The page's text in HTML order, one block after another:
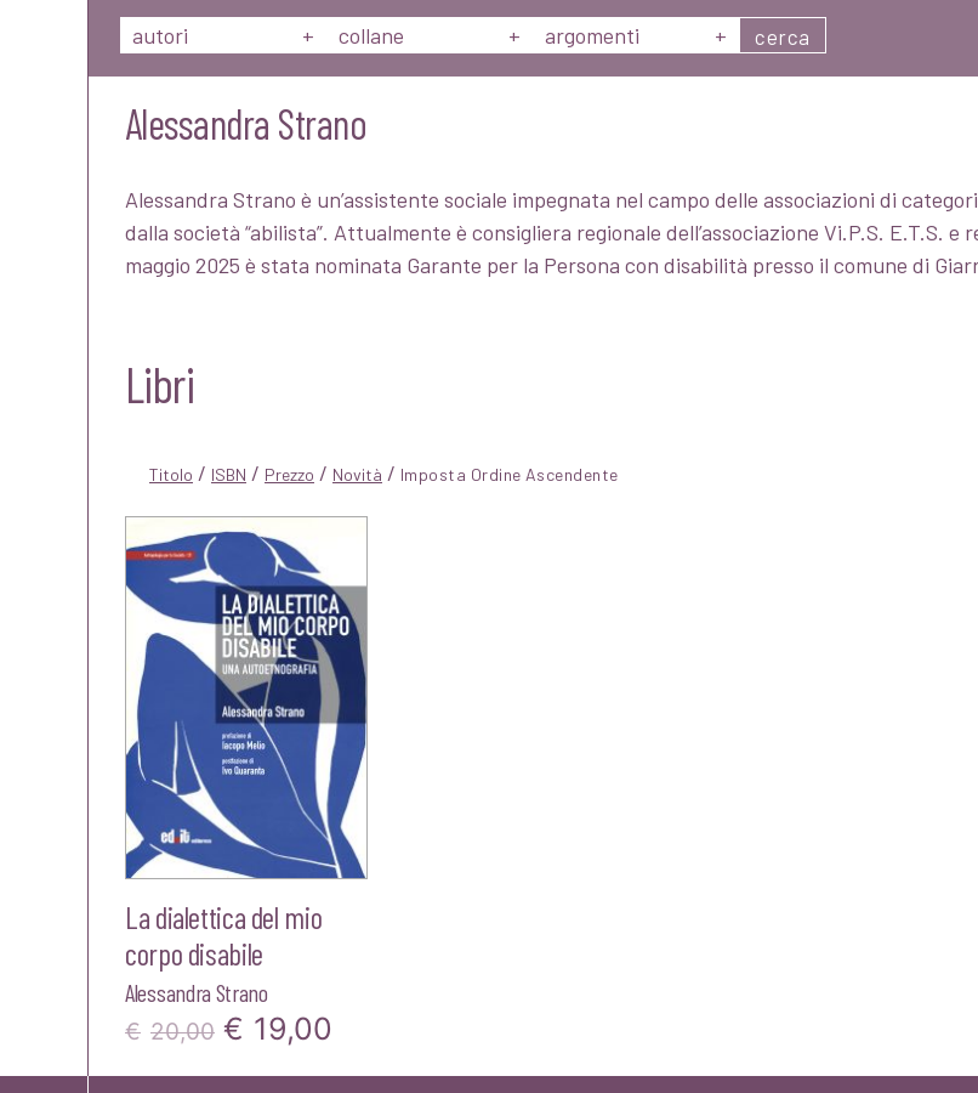
autori
+ collane + argomenti + cerca
Alessandra Strano
Alessandra Strano è un’assistente sociale impegnata nel campo delle associazioni di
dalla società “abilista”. Attualmente è consigliera regionale dell’associazione Vi.P.S. E.T.S.
maggio 2025 è stata nominata Garante per la Persona con disabilità presso il comune di
Libri
Titolo / ISBN / Prezzo / Novità /
La dialettica del mio
corpo disabile
Alessandra Strano
€ 20,00 Il
prezzo
€ 19,00
prezzo